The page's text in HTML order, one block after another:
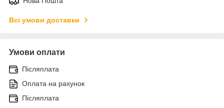
Всі умови доставки
Умови оплати
Післяплата
Оплата на рахунок
Післяплата